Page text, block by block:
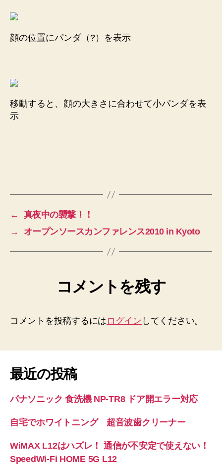
顔の位置にパンダ（?）を表示
移動すると、顔の大きさに合わせて小パンダを表
示
←
真夜中の襲撃！！
→
オープンソースカンファレンス2010 in Kyoto
コメントを残す
コメントを投稿するには ログイン してください。
最近の投稿
パナソニック 食洗機 NP-TR8 ドア開エラー対応
自宅でホワイトニング 超音波歯クリーナー
WiMAX L12はハズレ！ 通信が不安定で使えない！
SpeedWi-Fi HOME 5G L12